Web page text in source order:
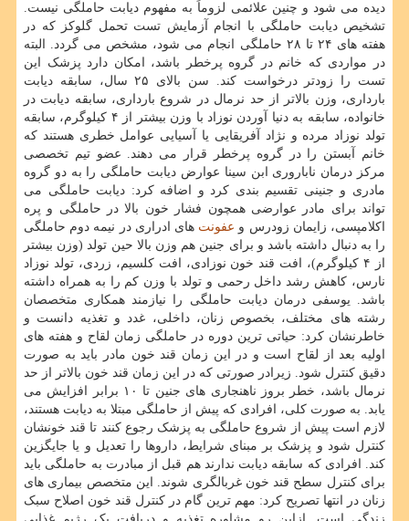
دیده می شود و چنین علائمی لزوماً به مفهوم دیابت حاملگی نیست.
تشخیص دیابت حاملگی با انجام آزمایش تست تحمل گلوکز که در
هفته های ۲۴ تا ۲۸ حاملگی انجام می شود، مشخص می گردد. البته
در مواردی که خانم در گروه پرخطر باشد، امکان دارد پزشک این
تست را زودتر درخواست کند. سن بالای ۲۵ سال، سابقه دیابت
بارداری، وزن بالاتر از حد نرمال در شروع بارداری، سابقه دیابت در
خانواده، سابقه به دنیا آوردن نوزاد با وزن بیشتر از ۴ کیلوگرم، سابقه
تولد نوزاد مرده و نژاد آفریقایی یا آسیایی عوامل خطری هستند که
خانم آبستن را در گروه پرخطر قرار می دهند. عضو تیم تخصصی
مرکز درمان ناباروری ابن سینا عوارض دیابت حاملگی را به دو گروه
مادری و جنینی تقسیم بندی کرد و اضافه کرد: دیابت حاملگی می
تواند برای مادر عوارضی همچون فشار خون بالا در حاملگی و پره
اکلامپسی، زایمان زودرس و عفونت های ادراری در نیمه دوم حاملگی
را به دنبال داشته باشد و برای جنین هم وزن بالا حین تولد (وزن بیشتر
از ۴ کیلوگرم)، افت قند خون نوزادی، افت کلسیم، زردی، تولد نوزاد
نارس، کاهش رشد داخل رحمی و تولد با وزن کم را به همراه داشته
باشد. یوسفی درمان دیابت حاملگی را نیازمند همکاری متخصصان
رشته های مختلف، بخصوص زنان، داخلی، غدد و تغذیه دانست و
خاطرنشان کرد: حیاتی ترین دوره در حاملگی زمان لقاح و هفته های
اولیه بعد از لقاح است و در این زمان قند خون مادر باید به صورت
دقیق کنترل شود. زیرادر صورتی که در این زمان قند خون بالاتر از حد
نرمال باشد، خطر بروز ناهنجاری های جنین تا ۱۰ برابر افزایش می
یابد. به صورت کلی، افرادی که پیش از حاملگی مبتلا به دیابت هستند،
لازم است پیش از شروع حاملگی به پزشک رجوع کنند تا قند خونشان
کنترل شود و پزشک بر مبنای شرایط، داروها را تعدیل و یا جایگزین
کند. افرادی که سابقه دیابت ندارند هم قبل از مبادرت به حاملگی باید
برای کنترل سطح قند خون غربالگری شوند. این متخصص بیماری های
زنان در انتها تصریح کرد: مهم ترین گام در کنترل قند خون اصلاح سبک